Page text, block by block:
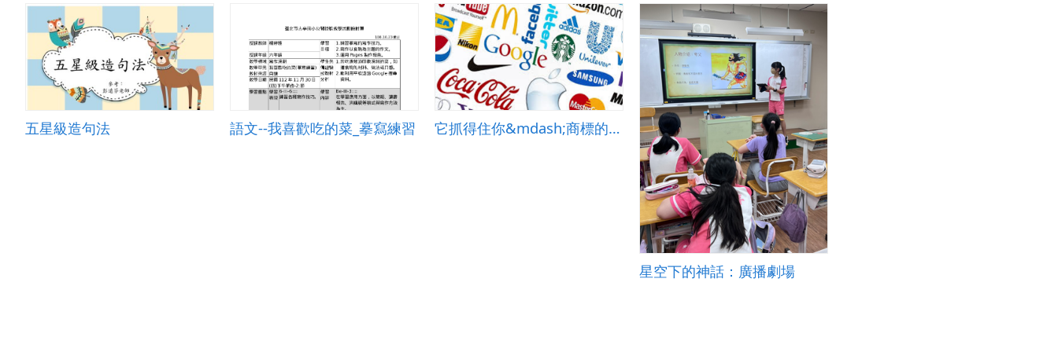
五星級造句法 語文--我喜歡吃的菜_摹寫練習 它抓得住你&mdash;商標的故事
星空下的神話：廣播劇場